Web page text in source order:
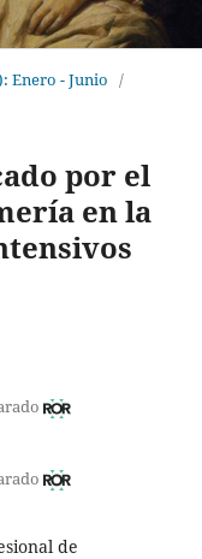
Enero - Junio /
por el
en la
de